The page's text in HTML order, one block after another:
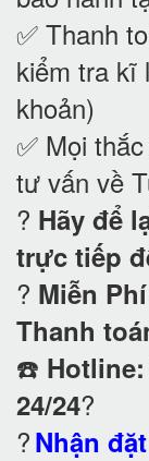
✅ Thanh
kiểm tra kĩ
khoản)
✅ Mọi
tư vấn về
? Hãy để
trực tiếp
? Miễn
Thanh
☎️ Hotline:
24/24?
?Nhận